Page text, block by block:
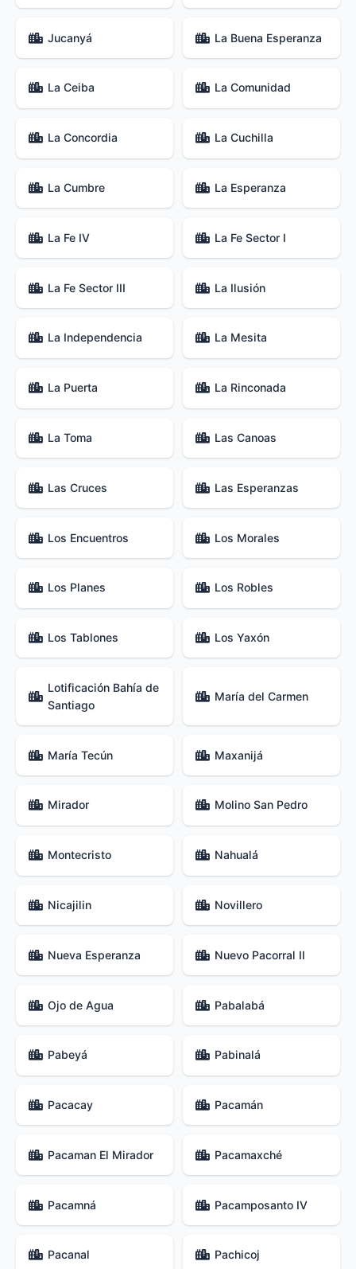
Jucanyá La Buena Esperanza
La Ceiba La Comunidad
La Concordia La Cuchilla
La Cumbre La Esperanza
La Fe IV La Fe Sector I
La Fe Sector III La Ilusión
La Independencia La Mesita
La Puerta La Rinconada
La Toma Las Canoas
Las Cruces Las Esperanzas
Los Encuentros Los Morales
Los Planes Los Robles
Los Tablones Los Yaxón
Lotificación Bahía de
Santiago
María del Carmen
María Tecún Maxanijá
Mirador Molino San Pedro
Montecristo Nahualá
Nicajilin Novillero
Nueva Esperanza Nuevo Pacorral II
Ojo de Agua Pabalabá
Pabeyá Pabinalá
Pacacay Pacamán
Pacaman El Mirador Pacamaxché
Pacamná Pacamposanto IV
Pacanal Pachicoj